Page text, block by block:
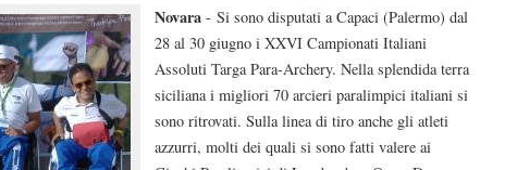
Novara - Si sono disputati a Capaci (Palermo) dal
28 al 30 giugno i XXVI Campionati Italiani
Assoluti Targa Para-Archery. Nella splendida terra
siciliana i migliori 70 arcieri paralimpici italiani si
sono ritrovati. Sulla linea di tiro anche gli atleti
azzurri, molti dei quali si sono fatti valere ai